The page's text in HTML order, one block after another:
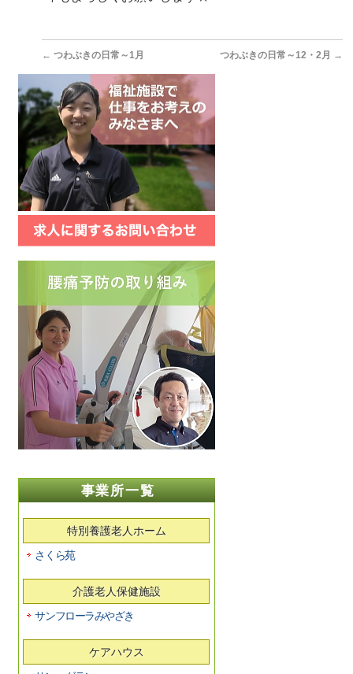
← つわぶきの日常～1月 つわぶきの日常～12・2月 →
事業所一覧
特別養護老人ホーム
さくら苑
介護老人保健施設
サンフローラみやざき
ケアハウス